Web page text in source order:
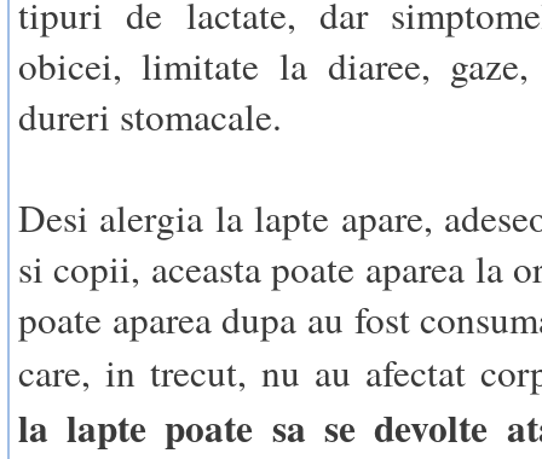
tipuri de lactate, dar
obicei, limitate la diaree,
dureri stomacale.
Desi alergia la lapte apare,
si copii, aceasta poate aparea la
poate aparea dupa au fost
care, in trecut, nu au afectat
la lapte poate sa se devolte